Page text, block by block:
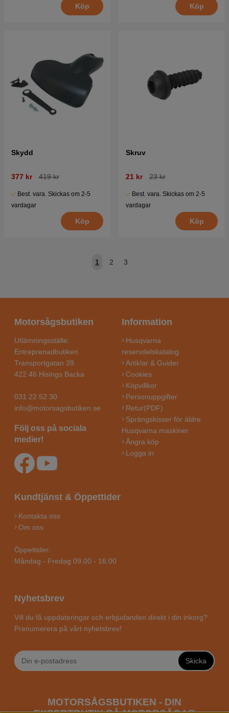
Köp Köp
Skydd
377 kr 419 kr
Best. vara. Skickas om 2-5
vardagar
Köp
Skruv
21 kr 23 kr
Best. vara. Skickas om 2-5
vardagar
Köp
1 2 3
Motorsågsbutiken
Utlämningsställe:
Entreprenadbutiken
Transportgatan 39
422 46 Hisings Backa
031 22 52 30
info@motorsagsbutiken.se
Följ oss på sociala
medier!
Information
Husqvarna
reservdelskatalog
Artiklar & Guider
Cookies
Köpvillkor
Personuppgifter
Retur(PDF)
Sprängskisser för äldre
Husqvarna maskiner
Ångra köp
Logga in
Kundtjänst & Öppettider
Kontakta oss
Om oss
Öppettider:
Måndag - Fredag 09.00 - 16:00
Nyhetsbrev
Vill du få uppdateringar och erbjudanden direkt i din inkorg?
Prenumerera på vårt nyhetsbrev!
Skicka
MOTORSÅGSBUTIKEN - DIN